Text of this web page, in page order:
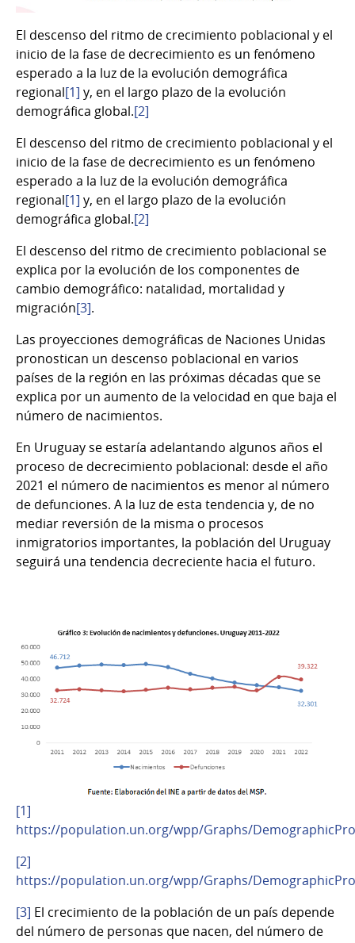
El descenso del ritmo de crecimiento poblacional y el
inicio de la fase de decrecimiento es un fenómeno
esperado a la luz de la evolución demográfica
regional[1] y, en el largo plazo de la evolución
demográfica global.[2]
El descenso del ritmo de crecimiento poblacional y el
inicio de la fase de decrecimiento es un fenómeno
esperado a la luz de la evolución demográfica
regional[1] y, en el largo plazo de la evolución
demográfica global.[2]
El descenso del ritmo de crecimiento poblacional se
explica por la evolución de los componentes de
cambio demográfico: natalidad, mortalidad y
migración[3].
Las proyecciones demográficas de Naciones Unidas
pronostican un descenso poblacional en varios
países de la región en las próximas décadas que se
explica por un aumento de la velocidad en que baja el
número de nacimientos.
En Uruguay se estaría adelantando algunos años el
proceso de decrecimiento poblacional: desde el año
2021 el número de nacimientos es menor al número
de defunciones. A la luz de esta tendencia y, de no
mediar reversión de la misma o procesos
inmigratorios importantes, la población del Uruguay
seguirá una tendencia decreciente hacia el futuro.
[1]
https://population.un.org/wpp/Graphs/
[2]
https://population.un.org/wpp/Graphs/
[3] El crecimiento de la población de un país depende
del número de personas que nacen, del número de